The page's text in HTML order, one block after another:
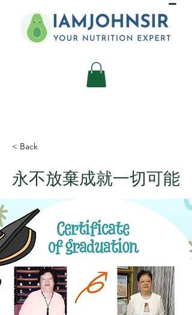
< Back
永不放棄成就一切可能